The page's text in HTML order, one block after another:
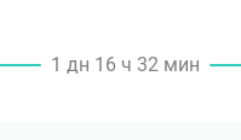
1 дн 16 ч 32 мин